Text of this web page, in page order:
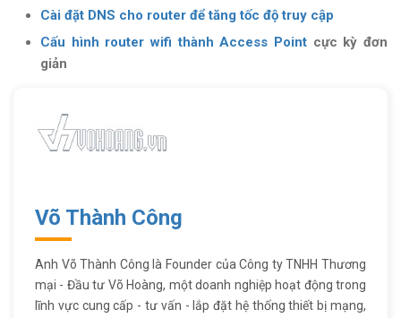
Cài đặt DNS cho router để tăng tốc độ truy cập
Cấu hình router wifi thành Access Point cực kỳ đơn
giản
Võ Thành Công
Anh Võ Thành Công là Founder của Công ty TNHH Thương
mại - Đầu tư Võ Hoàng, một doanh nghiệp hoạt động trong
lĩnh vực cung cấp - tư vấn - lắp đặt hệ thống thiết bị mạng,